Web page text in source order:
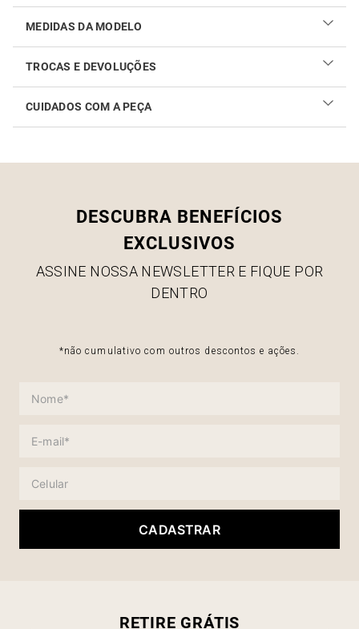
MEDIDAS DA MODELO
TROCAS E DEVOLUÇÕES
Realizar sua troca ou devolução é fácil. Confira maiores
informações nolink
CUIDADOS COM A PEÇA
DESCUBRA BENEFÍCIOS
EXCLUSIVOS
ASSINE NOSSA NEWSLETTER E FIQUE POR
DENTRO
*não cumulativo com outros descontos e ações.
CADASTRAR
RETIRE GRÁTIS